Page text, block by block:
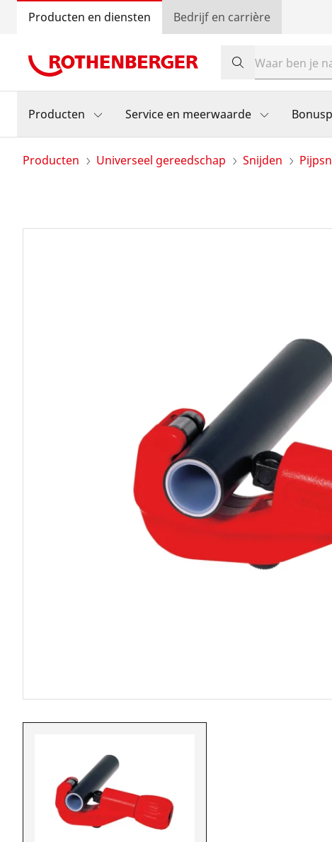
Producten en diensten Bedrijf en carrière
Producten Service en meerwaarde
Producten Universeel gereedschap Snijden